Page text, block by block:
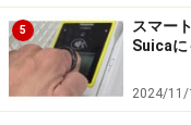
5
スマー
Suicaに
2024/11/